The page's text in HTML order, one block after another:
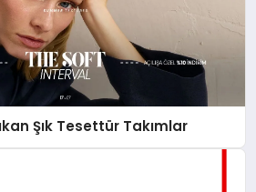
Şık Tesettür Takımlar